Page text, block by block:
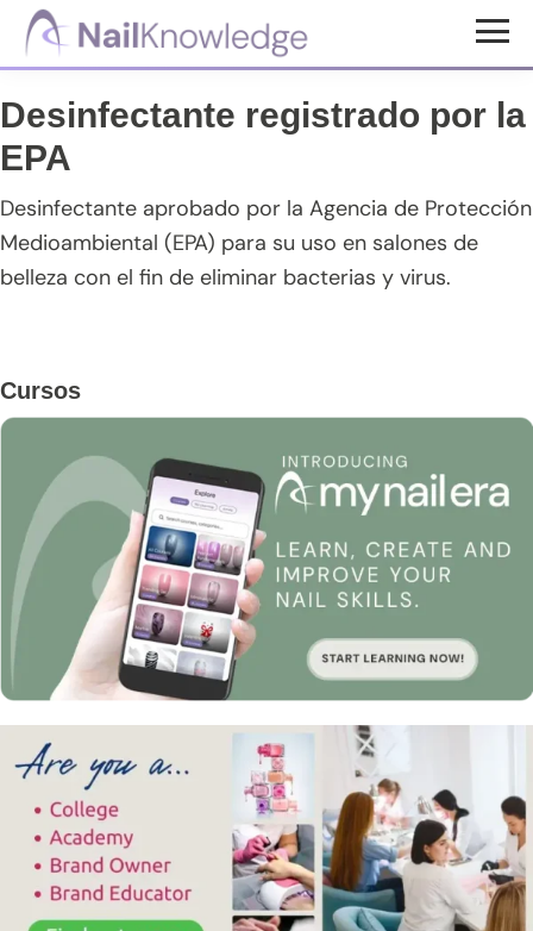
Saltar
principal
Saltar
barra
lateral
Saltar
de
página
Conocimientos
de
uñas
Desinfectante registrado por la
EPA
Desinfectante aprobado por la Agencia de Protección
Medioambiental (EPA) para su uso en salones de
belleza con el fin de eliminar bacterias y virus.
Barra
lateral
principal
Cursos